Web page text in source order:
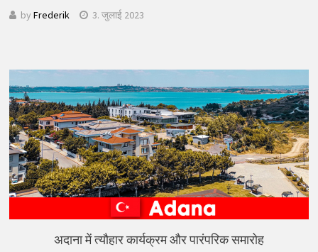
by Frederik 3. जुलाई 2023
अदाना में त्यौहार कार्यक्रम और पारंपरिक समारोह